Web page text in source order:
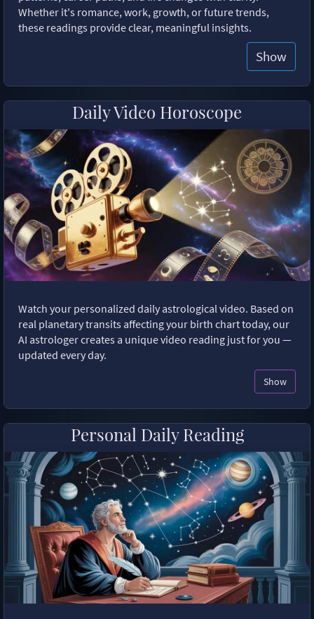
Whether it's romance, work, growth, or future trends,
these readings provide clear, meaningful insights.
Show
Daily Video Horoscope
Watch your personalized daily astrological video. Based on
real planetary transits affecting your birth chart today, our
AI astrologer creates a unique video reading just for you —
updated every day.
Show
Personal Daily Reading